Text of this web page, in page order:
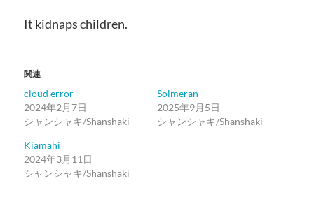
It kidnaps children.
関連
cloud error
2024年2月7日
シャンシャキ/Shanshaki
Solmeran
2025年9月5日
シャンシャキ/Shanshaki
Kiamahi
2024年3月11日
シャンシャキ/Shanshaki